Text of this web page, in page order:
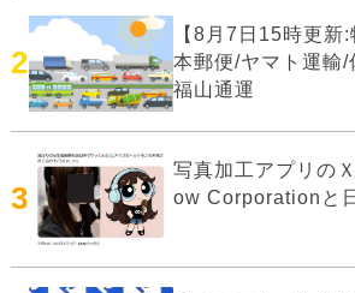
2
【8月7日15時更新
本郵便/ヤマト運輸
福山通運
3
写真加工アプリの
ow Corporationと